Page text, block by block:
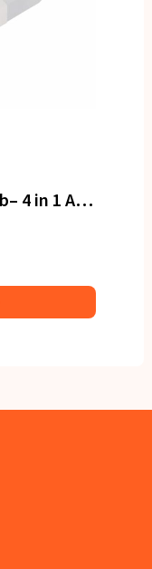
2598 | Xoopar iLo Mini Hub– 4 in 1 Adapter – USB 2.0 Data Transfer - Splitter